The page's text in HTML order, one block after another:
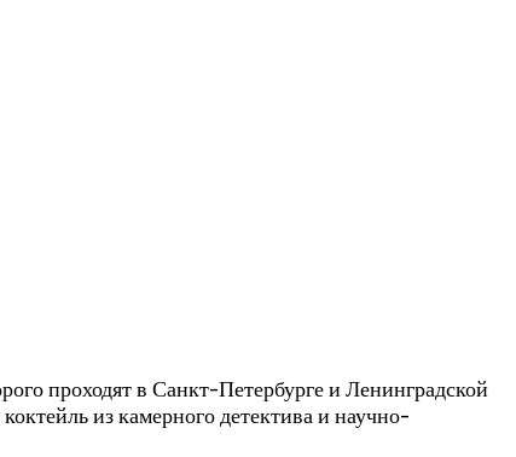
проходят в Санкт-Петербурге и Ленинградской
из камерного детектива и научно-